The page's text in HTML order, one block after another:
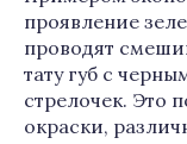
проявление
проводят
тату губ с
стрелочек. Это
окраски,